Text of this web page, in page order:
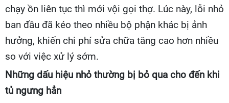
chạy ồn liên tục thì mới vội gọi thợ. Lúc này, lỗi nhỏ
ban đầu đã kéo theo nhiều bộ phận khác bị ảnh
hưởng, khiến chi phí sửa chữa tăng cao hơn nhiều
so với việc xử lý sớm.
Những dấu hiệu nhỏ thường bị bỏ qua cho đến khi
tủ ngưng hẳn